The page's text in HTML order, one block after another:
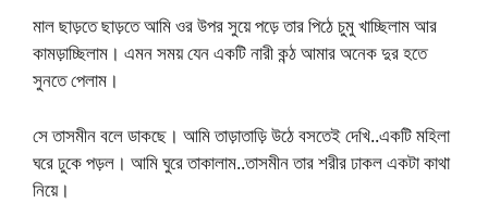
মাল ছাড়তে ছাড়তে আমি ওর উপর সুয়ে পড়ে তার পিঠে চুমু খাচ্ছিলাম আর
কামড়াচ্ছিলাম। এমন সময় যেন একটি নারী কন্ঠ আমার অনেক দুর হতে
সুনতে পেলাম।
সে তাসমীন বলে ডাকছে। আমি তাড়াতাড়ি উঠে বসতেই দেখি..একটি মহিলা
ঘরে ঢুকে পড়ল। আমি ঘুরে তাকালাম..তাসমীন তার শরীর ঢাকল একটা কাথা
নিয়ে।